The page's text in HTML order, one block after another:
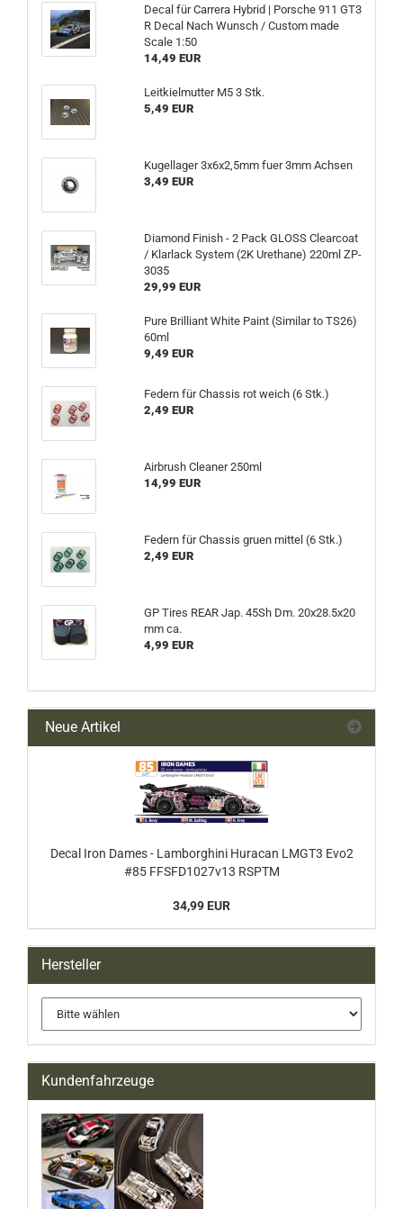
Decal für Carrera Hybrid | Porsche 911 GT3
R Decal Nach Wunsch / Custom made
Scale 1:50
14,49 EUR
Leitkielmutter M5 3 Stk.
5,49 EUR
Kugellager 3x6x2,5mm fuer 3mm Achsen
3,49 EUR
Diamond Finish - 2 Pack GLOSS Clearcoat
/ Klarlack System (2K Urethane) 220ml ZP-
3035
29,99 EUR
Pure Brilliant White Paint (Similar to TS26)
60ml
9,49 EUR
Federn für Chassis rot weich (6 Stk.)
2,49 EUR
Airbrush Cleaner 250ml
14,99 EUR
Federn für Chassis gruen mittel (6 Stk.)
2,49 EUR
GP Tires REAR Jap. 45Sh Dm. 20x28.5x20
mm ca.
4,99 EUR
Neue Artikel
Decal Iron Dames - Lamborghini Huracan LMGT3 Evo2
#85 FFSFD1027v13 RSPTM
34,99 EUR
Hersteller
Kundenfahrzeuge